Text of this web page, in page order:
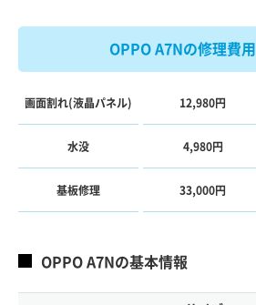
OPPO A7Nの修理費用
画面割れ(液晶パネル) 12,980円
水没 4,980円
基板修理 33,000円
OPPO A7Nの基本情報